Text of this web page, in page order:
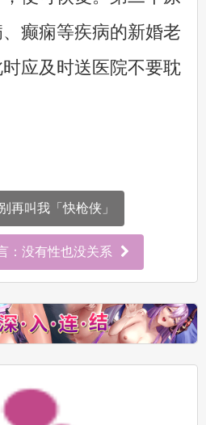
癫痫等疾病的新婚老
应及时送医院不要耽
再叫我「快枪侠」
：没有性也没关系